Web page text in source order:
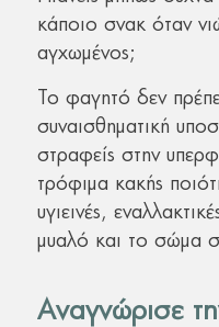
κάποιο σνακ όταν
αγχωμένος;
Το φαγητό δεν
συναισθηματική
στραφείς στην
τρόφιμα κακής
υγιεινές,
μυαλό και το σώμα
Αναγνώρισε